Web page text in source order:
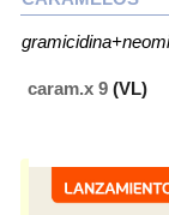
caram.x 9 (VL)
AXIV GRIPABEN
y se indica como